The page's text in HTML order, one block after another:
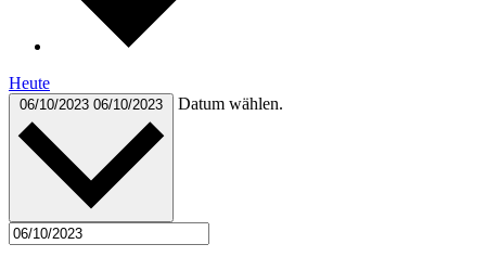
Heute
06/10/2023 06/10/2023 Datum wählen.